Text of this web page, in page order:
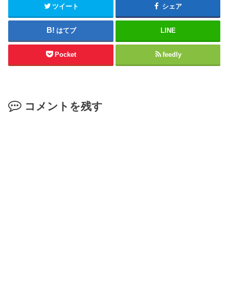
ツイート シェア
はてブ LINE
Pocket feedly
コメントを残す